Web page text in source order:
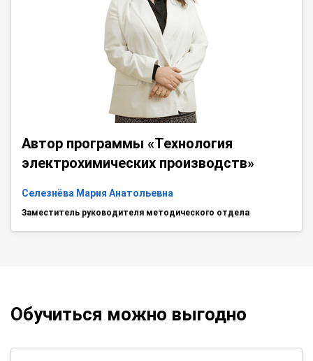
Автор программы «Технология
электрохимических производств»
Селезнёва Мария Анатольевна
Заместитель руководителя методического отдела
Обучиться можно выгодно